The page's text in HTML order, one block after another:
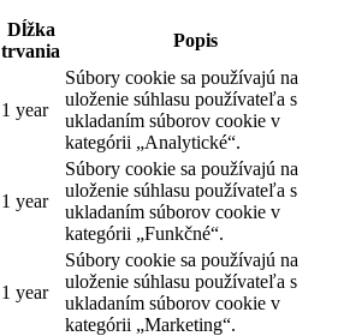
Dĺžka
trvania
Popis
1 year
Súbory cookie sa používajú na
uloženie súhlasu používateľa s
ukladaním súborov cookie v
kategórii „Analytické“.
1 year
Súbory cookie sa používajú na
uloženie súhlasu používateľa s
ukladaním súborov cookie v
kategórii „Funkčné“.
1 year
Súbory cookie sa používajú na
uloženie súhlasu používateľa s
ukladaním súborov cookie v
kategórii „Marketing“.